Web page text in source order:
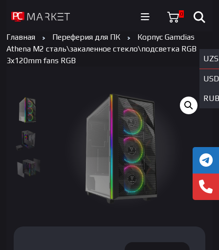
0
UZS
USD
RUB
Главная Переферия для ПК
Корпус Gamdias
Athena M2 сталь\закаленное стекло\подсветка RGB
3x120mm fans RGB